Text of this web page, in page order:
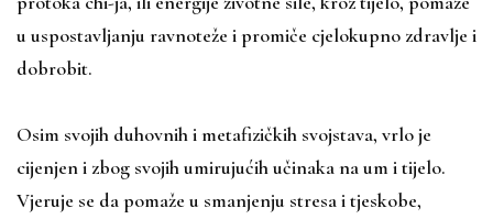
u uspostavljanju ravnoteže i promiče cjelokupno zdravlje i
dobrobit.
Osim svojih duhovnih i metafizičkih svojstava, vrlo je
cijenjen i zbog svojih umirujućih učinaka na um i tijelo.
Vjeruje se da pomaže u smanjenju stresa i tjeskobe,